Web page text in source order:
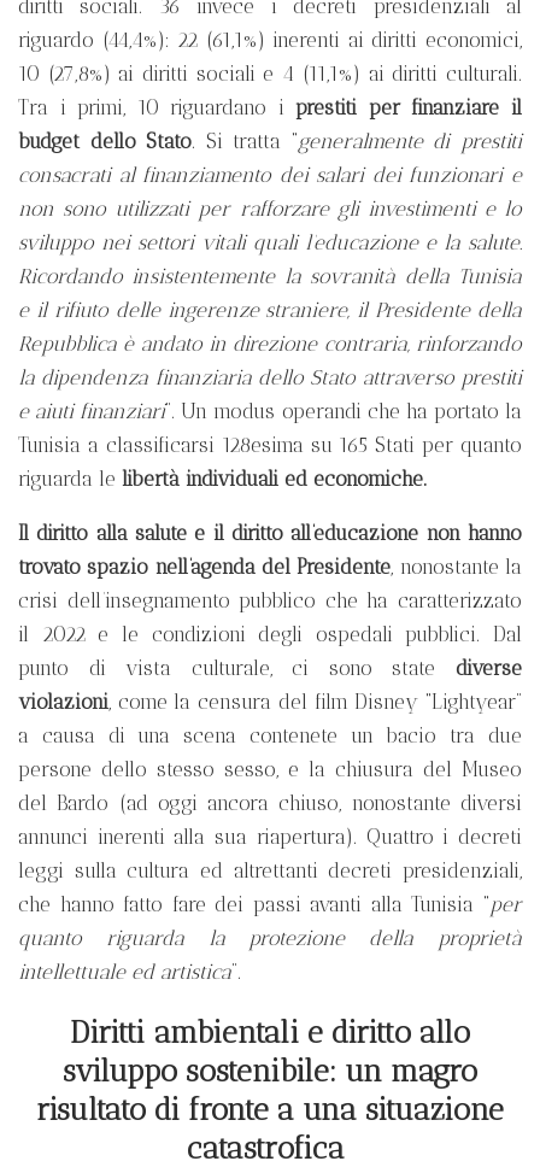
diritti sociali. 36 invece i decreti presidenziali al
riguardo (44,4%): 22 (61,1%) inerenti ai diritti economici,
10 (27,8%) ai diritti sociali e 4 (11,1%) ai diritti culturali.
Tra i primi, 10 riguardano iprestiti per finanziare il
budget dello Stato. Si tratta “generalmente di prestiti
consacrati al finanziamento dei salari dei funzionari e
non sono utilizzati per rafforzare gli investimenti e lo
sviluppo nei settori vitali quali l’educazione e la salute.
Ricordando insistentemente la sovranità della Tunisia
e il rifiuto delle ingerenze straniere, il Presidente della
Repubblica è andato in direzione contraria, rinforzando
la dipendenza finanziaria dello Stato attraverso prestiti
e aiuti finanziari”. Un modus operandi che ha portato la
Tunisia a classificarsi 128esima su 165 Stati per quanto
riguarda le libertà individuali ed economiche.
Il diritto alla salute e il diritto all’educazione non hanno
trovato spazio nell’agenda del Presidente , nonostante la
crisi dell’insegnamento pubblico che ha caratterizzato
il 2022 e le condizioni degli ospedali pubblici. Dal
punto di vista culturale, ci sono state diverse
violazioni , come la censura del film Disney “Lightyear”
a causa di una scena contenete un bacio tra due
persone dello stesso sesso, e la chiusura del Museo
del Bardo (ad oggi ancora chiuso, nonostante diversi
annunci inerenti alla sua riapertura). Quattro i decreti
leggi sulla cultura ed altrettanti decreti presidenziali,
che hanno fatto fare dei passi avanti alla Tunisia “per
quanto riguarda la protezione della proprietà
intellettuale ed artistica”.
Diritti ambientali e diritto allo
sviluppo sostenibile: un magro
risultato di fronte a una situazione
catastrofica